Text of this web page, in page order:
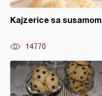
Kajzerice sa susamom
14770